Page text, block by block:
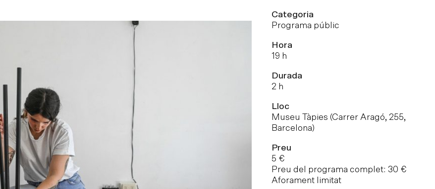
Categoria
Programa públic
Hora
19 h
Durada
2 h
Lloc
Museu Tàpies (Carrer Aragó, 255,
Barcelona)
Preu
5 €
Preu del programa complet: 30 €
Aforament limitat